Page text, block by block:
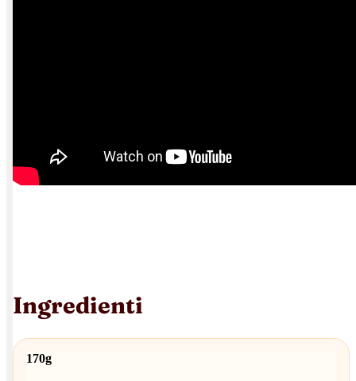
Ingredienti
170g